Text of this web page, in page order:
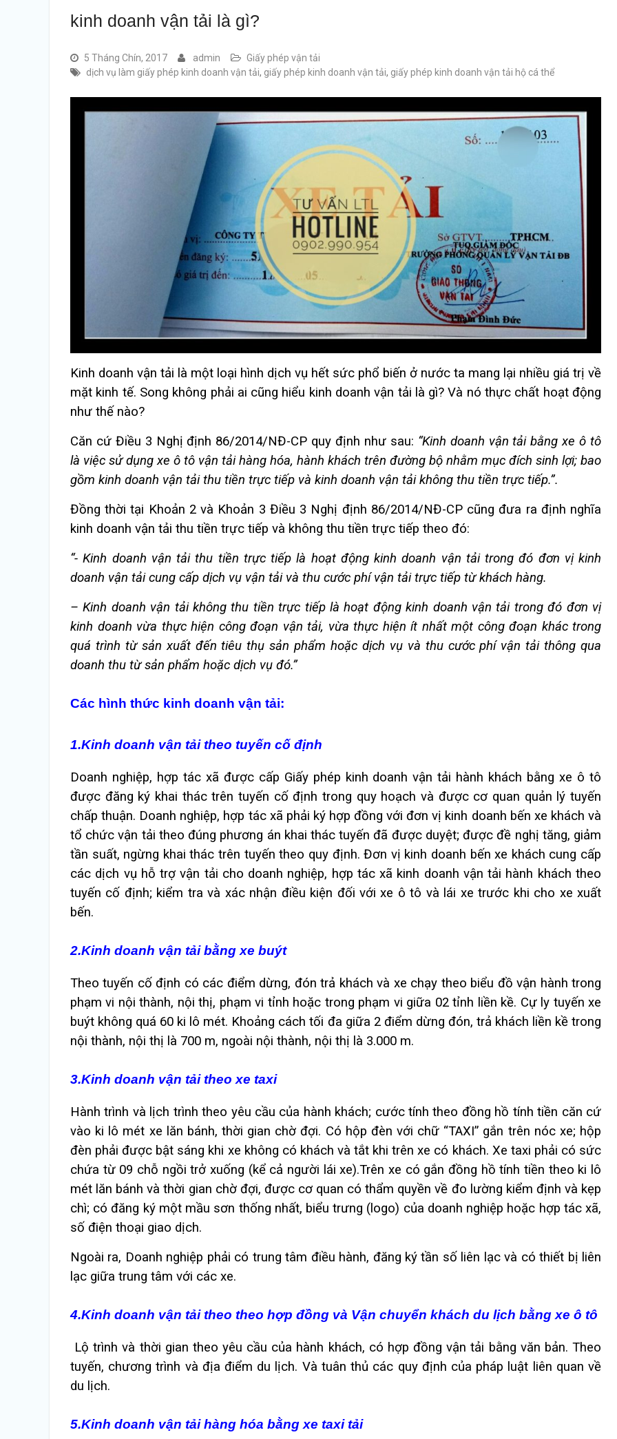
kinh doanh vận tải là gì?
5 Tháng Chín, 2017 admin
Giấy phép vận tải
dịch vụ làm giấy phép kinh doanh vận tải, giấy phép kinh doanh vận tải, giấy phép kinh doanh vận tải hộ cá thể
Kinh doanh vận tải là một loại hình dịch vụ hết sức phổ biến ở nước ta mang lại nhiều giá trị về
mặt kinh tế. Song không phải ai cũng hiểu kinh doanh vận tải là gì? Và nó thực chất hoạt động
như thế nào?
Căn cứ Điều 3 Nghị định 86/2014/NĐ-CP quy định như sau: “Kinh doanh vận tải bằng xe ô tô
là việc sử dụng xe ô tô vận tải hàng hóa, hành khách trên đường bộ nhằm mục đích sinh lợi; bao
gồm kinh doanh vận tải thu tiền trực tiếp và kinh doanh vận tải không thu tiền trực tiếp.”.
Đồng thời tại Khoản 2 và Khoản 3 Điều 3 Nghị định 86/2014/NĐ-CP cũng đưa ra định nghĩa
kinh doanh vận tải thu tiền trực tiếp và không thu tiền trực tiếp theo đó:
“- Kinh doanh vận tải thu tiền trực tiếp là hoạt động kinh doanh vận tải trong đó đơn vị kinh
doanh vận tải cung cấp dịch vụ vận tải và thu cước phí vận tải trực tiếp từ khách hàng.
– Kinh doanh vận tải không thu tiền trực tiếp là hoạt động kinh doanh vận tải trong đó đơn vị
kinh doanh vừa thực hiện công đoạn vận tải, vừa thực hiện ít nhất một công đoạn khác trong
quá trình từ sản xuất đến tiêu thụ sản phẩm hoặc dịch vụ và thu cước phí vận tải thông qua
doanh thu từ sản phẩm hoặc dịch vụ đó.”
Các hình thức kinh doanh vận tải:
1.Kinh doanh vận tải theo tuyến cố định
Doanh nghiệp, hợp tác xã được cấp Giấy phép kinh doanh vận tải hành khách bằng xe ô tô
được đăng ký khai thác trên tuyến cố định trong quy hoạch và được cơ quan quản lý tuyến
chấp thuận. Doanh nghiệp, hợp tác xã phải ký hợp đồng với đơn vị kinh doanh bến xe khách và
tổ chức vận tải theo đúng phương án khai thác tuyến đã được duyệt; được đề nghị tăng, giảm
tần suất, ngừng khai thác trên tuyến theo quy định. Đơn vị kinh doanh bến xe khách cung cấp
các dịch vụ hỗ trợ vận tải cho doanh nghiệp, hợp tác xã kinh doanh vận tải hành khách theo
tuyến cố định; kiểm tra và xác nhận điều kiện đối với xe ô tô và lái xe trước khi cho xe xuất
bến.
2.Kinh doanh vận tải bằng xe buýt
Theo tuyến cố định có các điểm dừng, đón trả khách và xe chạy theo biểu đồ vận hành trong
phạm vi nội thành, nội thị, phạm vi tỉnh hoặc trong phạm vi giữa 02 tỉnh liền kề. Cự ly tuyến xe
buýt không quá 60 ki lô mét. Khoảng cách tối đa giữa 2 điểm dừng đón, trả khách liền kề trong
nội thành, nội thị là 700 m, ngoài nội thành, nội thị là 3.000 m.
3.Kinh doanh vận tải theo xe taxi
Hành trình và lịch trình theo yêu cầu của hành khách; cước tính theo đồng hồ tính tiền căn cứ
vào ki lô mét xe lăn bánh, thời gian chờ đợi. Có hộp đèn với chữ “TAXI” gắn trên nóc xe; hộp
đèn phải được bật sáng khi xe không có khách và tắt khi trên xe có khách. Xe taxi phải có sức
chứa từ 09 chỗ ngồi trở xuống (kể cả người lái xe).Trên xe có gắn đồng hồ tính tiền theo ki lô
mét lăn bánh và thời gian chờ đợi, được cơ quan có thẩm quyền về đo lường kiểm định và kẹp
chì; có đăng ký một mầu sơn thống nhất, biểu trưng (logo) của doanh nghiệp hoặc hợp tác xã,
số điện thoại giao dịch.
Ngoài ra, Doanh nghiệp phải có trung tâm điều hành, đăng ký tần số liên lạc và có thiết bị liên
lạc giữa trung tâm với các xe.
4.Kinh doanh vận tải theo theo hợp đồng và Vận chuyển khách du lịch bằng xe ô tô
Lộ trình và thời gian theo yêu cầu của hành khách, có hợp đồng vận tải bằng văn bản. Theo
tuyến, chương trình và địa điểm du lịch. Và tuân thủ các quy định của pháp luật liên quan về
du lịch.
5.Kinh doanh vận tải hàng hóa bằng xe taxi tải